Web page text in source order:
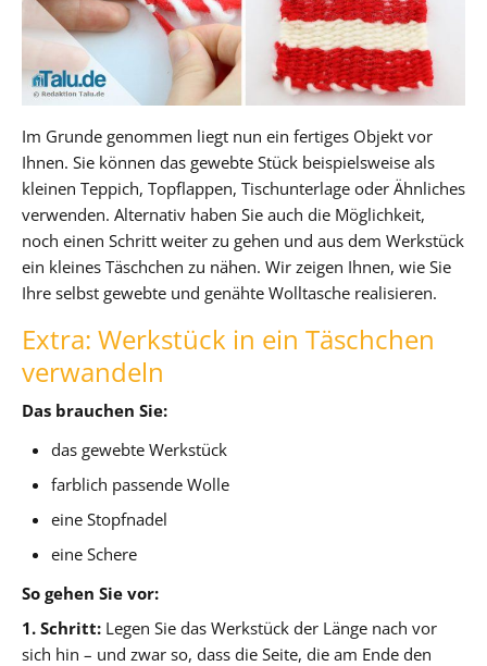
Im Grunde genommen liegt nun ein fertiges Objekt vor
Ihnen. Sie können das gewebte Stück beispielsweise als
kleinen Teppich, Topflappen, Tischunterlage oder Ähnliches
verwenden. Alternativ haben Sie auch die Möglichkeit,
noch einen Schritt weiter zu gehen und aus dem Werkstück
ein kleines Täschchen zu nähen. Wir zeigen Ihnen, wie Sie
Ihre selbst gewebte und genähte Wolltasche realisieren.
Extra: Werkstück in ein Täschchen
verwandeln
Das brauchen Sie:
das gewebte Werkstück
farblich passende Wolle
eine Stopfnadel
eine Schere
So gehen Sie vor:
1. Schritt: Legen Sie das Werkstück der Länge nach vor
sich hin – und zwar so, dass die Seite, die am Ende den